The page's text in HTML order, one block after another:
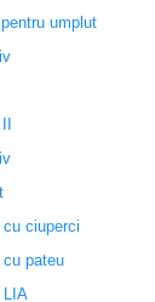
umplut
ciuperci
pateu
LIA